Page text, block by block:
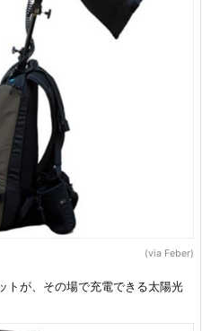
(via Feber)
トが、その場で充電できる太陽光